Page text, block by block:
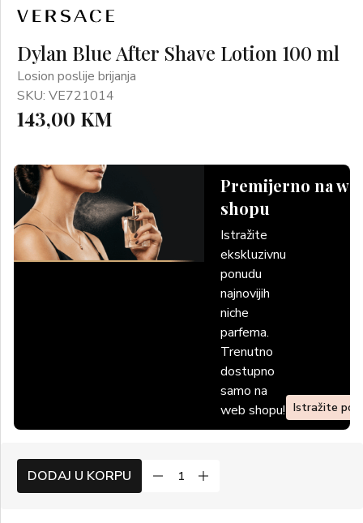
Dylan Blue After Shave Lotion 100 ml
Losion poslije brijanja
SKU: VE721014
143,00 KM
Premijerno na
shopu
Istražite
ekskluzivnu
ponudu
najnovijih
niche
parfema.
Trenutno
dostupno
samo na
web shopu! Istražite
DODAJ U KORPU